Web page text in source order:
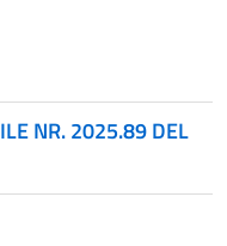
NR. 2025.89 DEL